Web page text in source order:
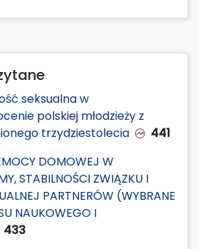
seksualna w
polskiej młodzieży z
trzydziestolecia
441
DOMOWEJ W
STABILNOŚCI ZWIĄZKU I
PARTNERÓW (WYBRANE
NAUKOWEGO I
433